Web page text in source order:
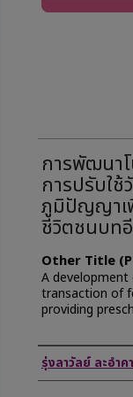
การพัฒนา
การปรับใ
ภูมิปัญญาเ
ชีวิตชนบท
Other Title
A
transaction of
providing
Author
รุ่งลาวัลย์ ละอำคา